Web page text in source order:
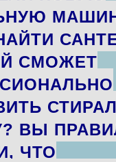
СМОЖЕТ
ВЫ
ЧТО